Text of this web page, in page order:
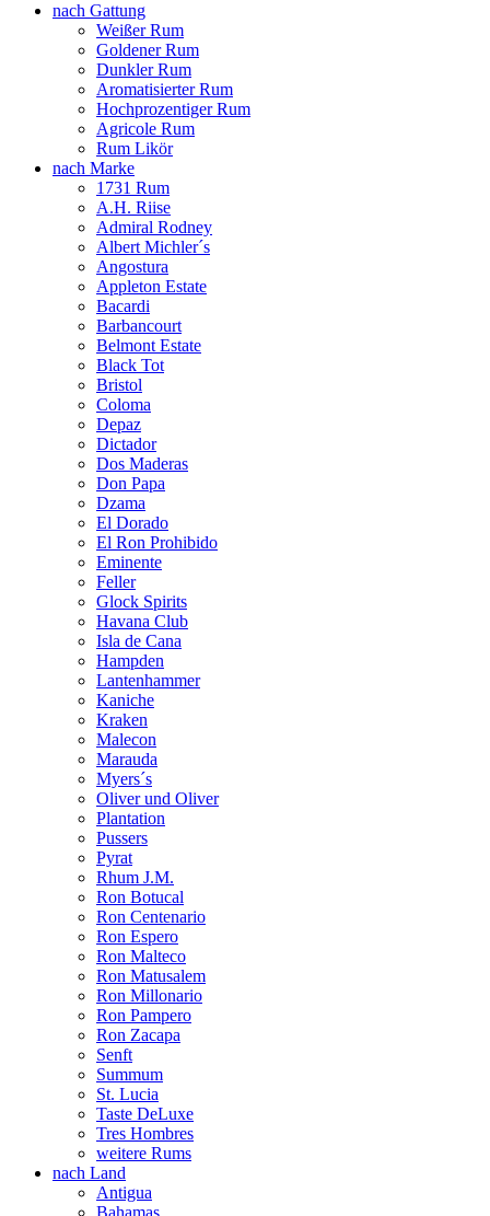
nach Gattung
Weißer Rum
Goldener Rum
Dunkler Rum
Aromatisierter Rum
Hochprozentiger Rum
Agricole Rum
Rum Likör
nach Marke
1731 Rum
A.H. Riise
Admiral Rodney
Albert Michler´s
Angostura
Appleton Estate
Bacardi
Barbancourt
Belmont Estate
Black Tot
Bristol
Coloma
Depaz
Dictador
Dos Maderas
Don Papa
Dzama
El Dorado
El Ron Prohibido
Eminente
Feller
Glock Spirits
Havana Club
Isla de Cana
Hampden
Lantenhammer
Kaniche
Kraken
Malecon
Marauda
Myers´s
Oliver und Oliver
Plantation
Pussers
Pyrat
Rhum J.M.
Ron Botucal
Ron Centenario
Ron Espero
Ron Malteco
Ron Matusalem
Ron Millonario
Ron Pampero
Ron Zacapa
Senft
Summum
St. Lucia
Taste DeLuxe
Tres Hombres
weitere Rums
nach Land
Antigua
Bahamas